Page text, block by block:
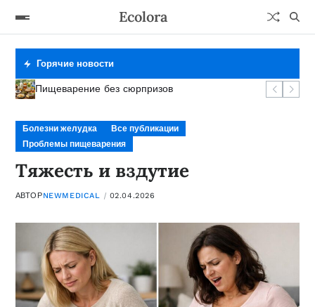
Ecolora
Горячие новости
Фермент под контролем
Сигналы тревоги желудка
Тяжесть и вздутие
Пищеварение без сюрпризов
Болезни желудка
Все публикации
Проблемы пищеварения
Тяжесть и вздутие
АВТОРNEWMEDICAL 02.04.2026